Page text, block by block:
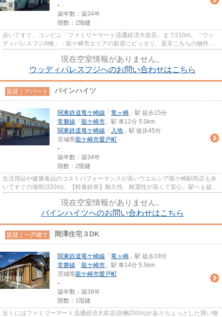
-
築年数：築34年
階数：2階建
歩いてすぐ。コンビニ「ファミリーマート流通経済大前店」まで210m。「ウッ
ディパレスフジA棟」：龍ケ崎市エリアの新居にピッタリ。是非こちらの物件も
現在空室情報がありません。
ウッディパレスフジへのお問い合わせはこちら
賃貸｜アパート パインハイツ
関東鉄道竜ケ崎線 「 竜ヶ崎 」駅 徒歩15分
常磐線 「 龍ケ崎市 」駅 車12分 5.0km
関東鉄道竜ケ崎線 「 入地 」駅 徒歩45分
茨城県龍ケ崎市愛戸町
-
築年数：築34年
階数：2階建
生活用品や健康食品のコストパフォーマンスが高いウエルシア龍ケ崎馴馬店も歩
いてすぐの場所(320m)。【軽量鉄骨】耐久性、耐震性が高くて安心。駅へも徒歩
現在空室情報がありません。
パインハイツへのお問い合わせはこちら
賃貸｜一戸建て 岡澤住宅３DK
関東鉄道竜ケ崎線 「 竜ヶ崎 」駅 徒歩18分
常磐線 「 龍ケ崎市 」駅 車14分 5.5km
茨城県龍ケ崎市愛戸町
-
築年数：築38年
階数：1階建
近くにはファミリーマート流通経済大前店(距離250m)がありちょっとした買い物